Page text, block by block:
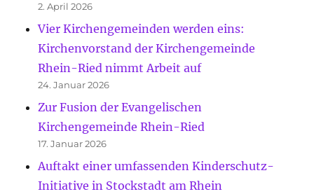
2. April 2026
Vier Kirchengemeinden werden eins:
Kirchenvorstand der Kirchengemeinde
Rhein-Ried nimmt Arbeit auf
24. Januar 2026
Zur Fusion der Evangelischen
Kirchengemeinde Rhein-Ried
17. Januar 2026
Auftakt einer umfassenden Kinderschutz-
Initiative in Stockstadt am Rhein